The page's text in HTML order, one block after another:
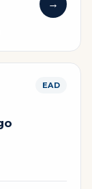
→
EAD